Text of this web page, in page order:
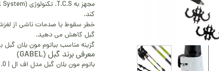
کند.
خطر سقوط یا صدمات ناشی از لغزش
گبل کاهش می دهید.
گزینه مناسب بباتوم مون بلان
معرفی برند گبل (GABEL)
باتوم مون بلان گبل مدل اف ال | gabel mont blanc fl 4.0